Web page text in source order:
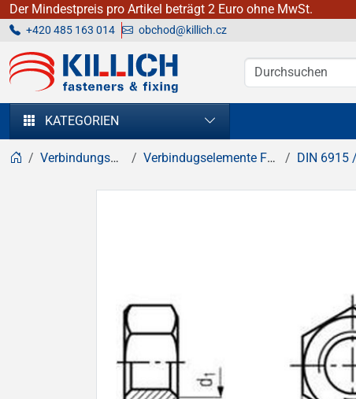
Der Mindestpreis pro Artikel beträgt 2 Euro ohne MwSt.
+420 485 163 014 obchod@killich.cz
KILLICH - Verbindungselemente
KATEGORIEN
Verbindungselemente Verbindugselemente Feuerverzinkt DIN 6915 / EN